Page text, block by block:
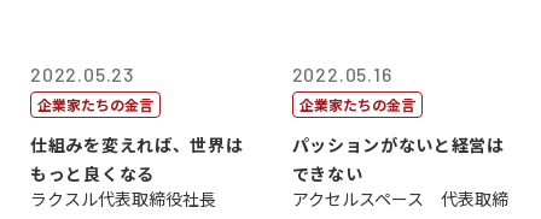
2022.05.23
企業家たちの金言
仕組みを変えれば、世界は
もっと良くなる
ラクスル代表取締役社長
2022.05.16
企業家たちの金言
パッションがないと経営は
できない
アクセルスペース 代表取締